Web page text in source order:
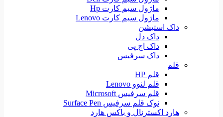
ماژول سیم کارت Hp
ماژول سیم کارت Lenovo
داک استیشن
داک دل
داک اچ پی
داک سرفیس
قلم
قلم HP
قلم لنوو Lenovo
قلم سرفیس Microsoft
نوک قلم سرفیس Surface Pen
هارد اکسترنال و باکس هارد